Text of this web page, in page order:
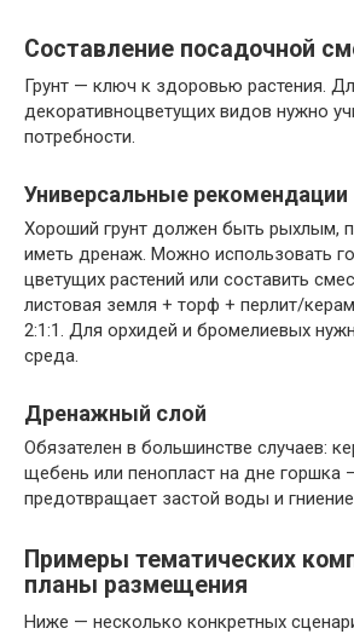
Составление посадочной
Грунт — ключ к здоровью растения.
декоративноцветущих видов нужно
потребности.
Универсальные рекомендации
Хороший грунт должен быть рыхлым,
иметь дренаж. Можно использовать
цветущих растений или составить
листовая земля + торф + перлит/
2:1:1. Для орхидей и бромелиевых
среда.
Дренажный слой
Обязателен в большинстве случаев:
щебень или пенопласт на дне горшка
предотвращает застой воды и
Примеры тематических
планы размещения
Ниже — несколько конкретных